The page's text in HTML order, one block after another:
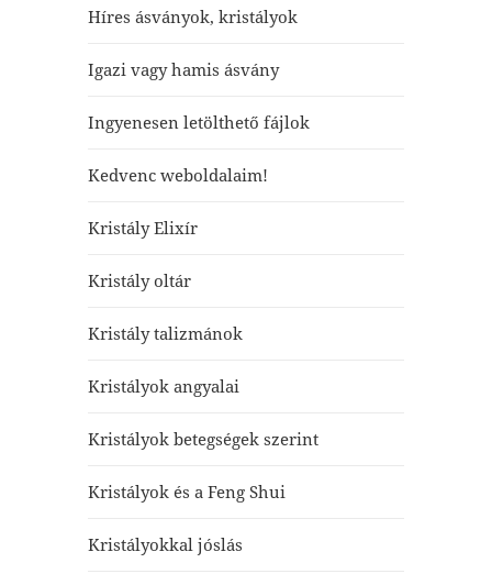
Híres ásványok, kristályok
Igazi vagy hamis ásvány
Ingyenesen letölthető fájlok
Kedvenc weboldalaim!
Kristály Elixír
Kristály oltár
Kristály talizmánok
Kristályok angyalai
Kristályok betegségek szerint
Kristályok és a Feng Shui
Kristályokkal jóslás